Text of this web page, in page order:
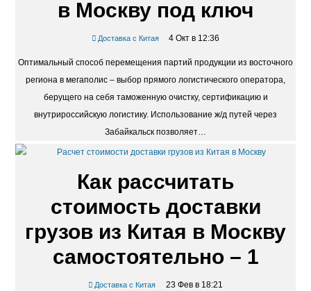
в Москву под ключ
Доставка с Китая 4 Окт в 12:36
Оптимальный способ перемещения партий продукции из восточного
региона в мегаполис – выбор прямого логистического оператора,
берущего на себя таможенную очистку, сертификацию и
внутрироссийскую логистику. Использование ж/д путей через
Забайкальск позволяет…
Как рассчитать
стоимость доставки
грузов из Китая в Москву
самостоятельно – 1
Доставка с Китая 23 Фев в 18:21